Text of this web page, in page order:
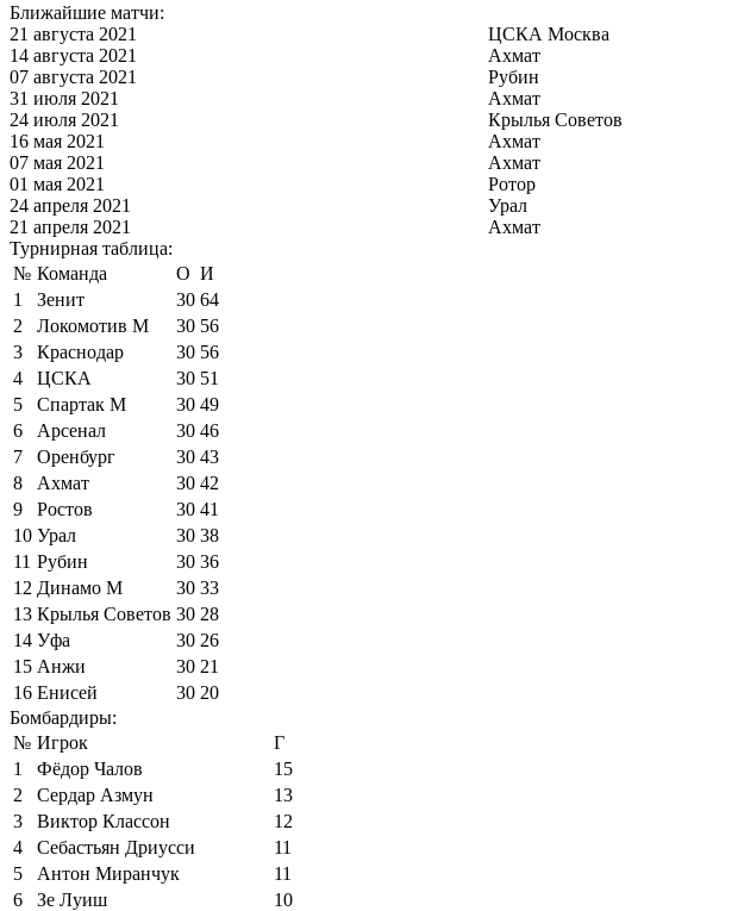
Ближайшие матчи:
21 августа 2021
ЦСКА Москва
14 августа 2021
Ахмат
07 августа 2021
Рубин
31 июля 2021
Ахмат
24 июля 2021
Крылья Советов
16 мая 2021
Ахмат
07 мая 2021
Ахмат
01 мая 2021
Ротор
24 апреля 2021
Урал
21 апреля 2021
Ахмат
Турнирная таблица:
№ Команда О И
1
Зенит 30 64
2
Локомотив М 30 56
3
Краснодар 30 56
4
ЦСКА 30 51
5
Спартак М 30 49
6
Арсенал 30 46
7
Оренбург 30 43
8
Ахмат 30 42
9
Ростов 30 41
10 Урал 30 38
11 Рубин 30 36
12 Динамо М 30 33
13 Крылья Советов 30 28
14 Уфа 30 26
15 Анжи 30 21
16 Енисей 30 20
Бомбардиры:
№ Игрок
Г
1
Фёдор Чалов
15
2
Сердар Азмун
13
3
Виктор Классон
12
4
Себастьян Дриусси
11
5
Антон Миранчук
11
6
Зе Луиш
10